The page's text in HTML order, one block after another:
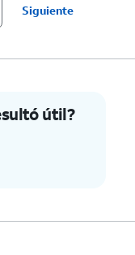
Siguiente
útil?